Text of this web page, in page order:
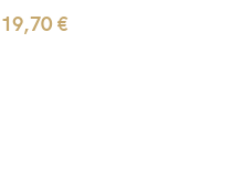
19,70€